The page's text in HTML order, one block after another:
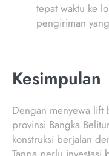
tepat waktu ke
pengiriman
Kesimpulan
Dengan menyewa lift
provinsi Bangka
konstruksi berjalan